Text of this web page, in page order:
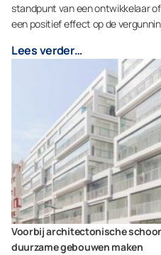
standpunt van een ontwikkelaar
een positief effect op de
Lees verder…
Voorbij architectonische
duurzame gebouwen maken